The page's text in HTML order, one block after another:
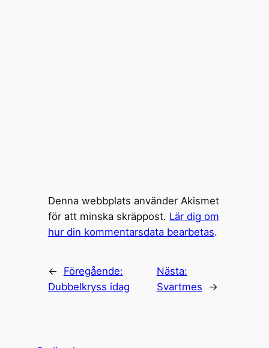
Denna webbplats använder Akismet
för att minska skräppost. Lär dig om
hur din kommentarsdata bearbetas.
←
Föregående:
Dubbelkryss idag
Nästa:
Svartmes
→